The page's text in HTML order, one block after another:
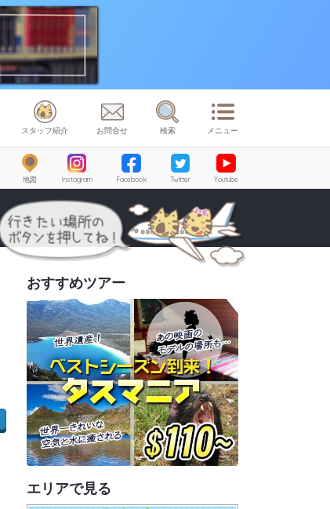
スタッフ紹介 お問合せ 検索 メニュー
地図 Instagram Facebook Twitter Youtube
おすすめツアー
エリアで見る